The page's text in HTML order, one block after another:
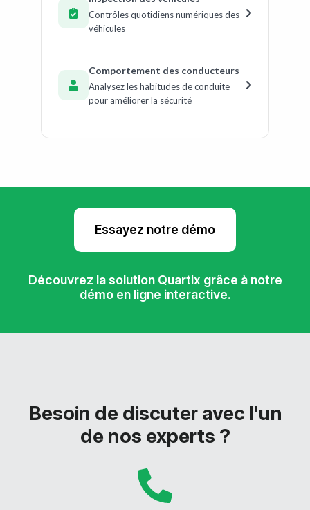
Contrôles quotidiens numériques des
véhicules
Comportement des conducteurs
Analysez les habitudes de conduite
pour améliorer la sécurité
Essayez notre démo
Découvrez la solution Quartix grâce à notre
démo en ligne interactive.
Besoin de discuter avec l'un
de nos experts ?